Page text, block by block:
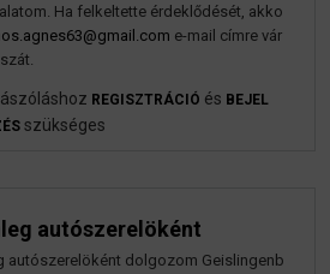
Ha felkeltette érdeklődését, akko
e-mail címre vár
REGISZTRÁCIÓ és BEJEL
szükséges
autószerelöként
autószerelöként dolgozom Geislingenb